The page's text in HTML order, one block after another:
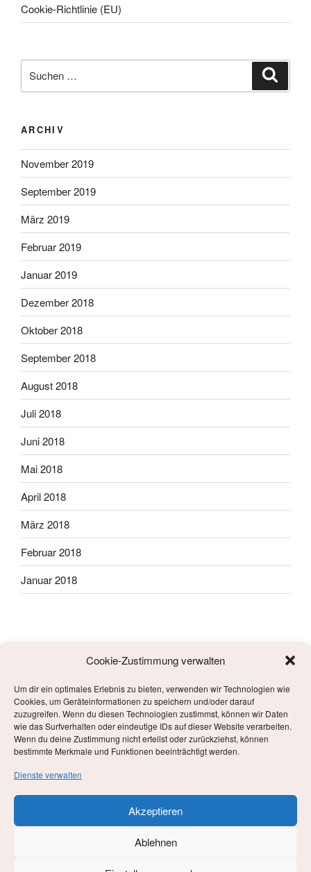
Cookie-Zustimmung verwalten
Um dir ein optimales Erlebnis zu bieten, verwenden wir Technologien wie
Cookies, um Geräteinformationen zu speichern und/oder darauf
zuzugreifen. Wenn du diesen Technologien zustimmst, können wir Daten
wie das Surfverhalten oder eindeutige IDs auf dieser Website verarbeiten.
Wenn du deine Zustimmung nicht erteilst oder zurückziehst, können
bestimmte Merkmale und Funktionen beeinträchtigt werden.
Dienste verwalten
Akzeptieren
Ablehnen
Cookie-Richtlinie (EU)
nach:
ARCHIV
November 2019
September 2019
März 2019
Februar 2019
Januar 2019
Dezember 2018
Oktober 2018
September 2018
August 2018
Juli 2018
Juni 2018
Mai 2018
April 2018
März 2018
Februar 2018
Januar 2018
META
Anmelden
Eintrags-Feed
Kommentar-Feed